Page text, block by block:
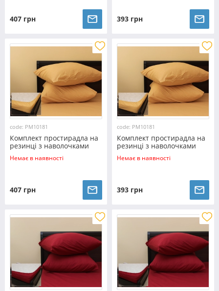
407 грн 393 грн
code: PM10181
Комплект простирадла на
резинці з наволочками
(180*200*25) бежевий
Немає в наявності
407 грн
code: PM10181
Комплект простирадла на
резинці з наволочками
(160*200*25) бежевий
Немає в наявності
393 грн